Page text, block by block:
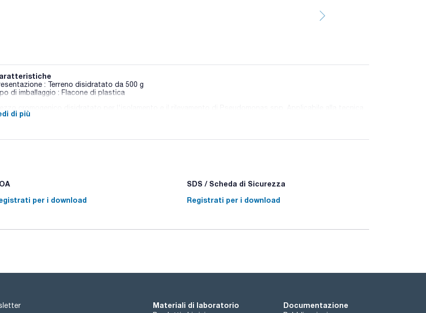
: Terreno disidratato da 500 g
di imballaggio : Flacone di plastica
filtrazione a membrana.
di più
per i download
SDS / Scheda di Sicurezza
Registrati per i download
Materiali di laboratorio Documentazione